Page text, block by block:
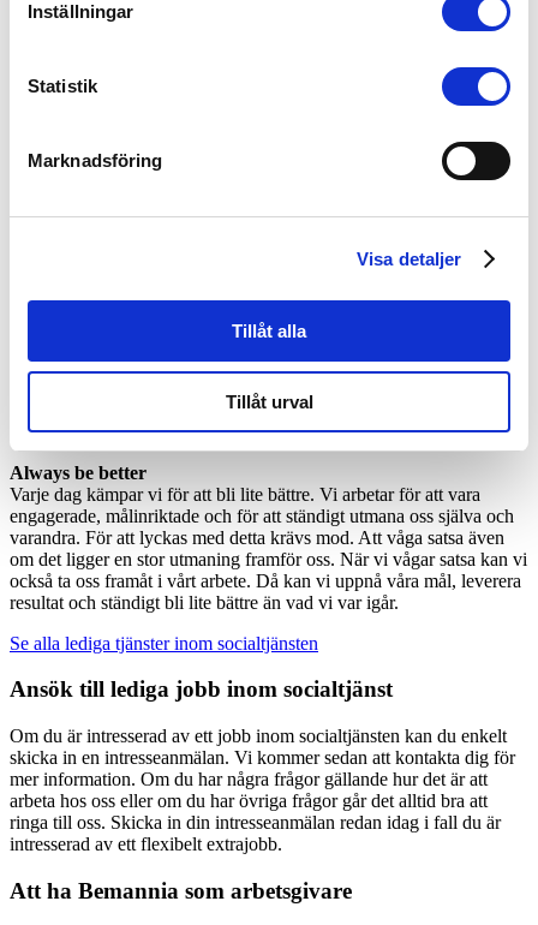
Inställningar
Statistik
Marknadsföring
Visa detaljer
Tillåt alla
Tillåt urval
om det handlar om ett spännande samarbete, ett nytt projekt eller en
nyanställd ärdetta lika viktigt. Vi vill i alla våra
möten vara positiva
kommer vi tillsammans att kunna skapa den bästa möjliga
Always be better
Varje dag kämpar vi för att bli lite bättre. Vi arbetar för att vara
engagerade, målinriktade och för att ständigt utmana oss själva och
varandra. För att lyckas med detta krävs mod. Att våga satsa även
om det ligger en stor utmaning framför oss. När vi vågar satsa kan vi
också ta oss framåt i vårt arbete. Då kan vi uppnå våra mål, leverera
resultat och ständigt bli lite bättre än vad vi var igår.
Se alla lediga tjänster inom socialtjänsten
Ansök till lediga jobb inom socialtjänst
Om du är intresserad av ett jobb inom socialtjänsten kan du enkelt
skicka in en intresseanmälan. Vi kommer sedan att kontakta dig för
mer information. Om du har några frågor gällande hur det är att
arbeta hos oss eller om du har övriga frågor går det alltid bra att
ringa till oss. Skicka in din intresseanmälan redan idag i fall du är
intresserad av ett flexibelt extrajobb.
Att ha Bemannia som arbetsgivare